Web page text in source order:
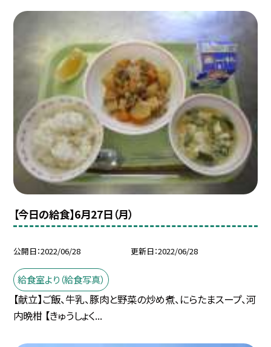
【今日の給食】6月27日（月）
公開日 2022/06/28 更新日 2022/06/28
給食室より（給食写真）
【献立】ご飯、牛乳、豚肉と野菜の炒め煮、にらたまスープ、河
内晩柑 【きゅうしょく...